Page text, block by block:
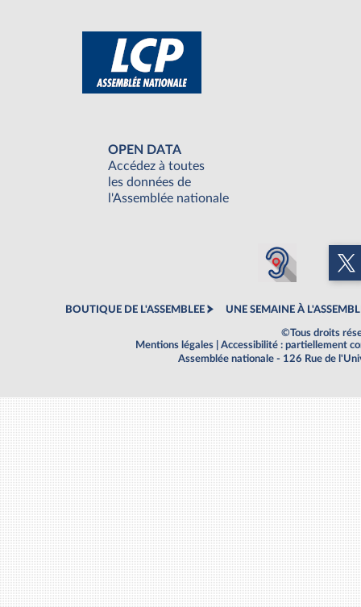
OPEN DATA
Accédez à toutes
les données de
l'Assemblée nationale
BOUTIQUE DE L'ASSEMBLEE UNE SEMAINE À
©Tous droits
Mentions légales
Accessibilité : partiellement
Assemblée nationale - 126 Rue de